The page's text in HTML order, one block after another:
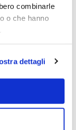
combinarle
o che hanno
dettagli
dei suddetti
sicurezza
le novità